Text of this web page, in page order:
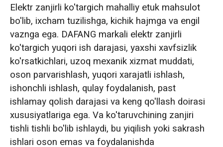
Elektr zanjirli ko'targich mahalliy etuk mahsulot
bo'lib, ixcham tuzilishga, kichik hajmga va engil
vaznga ega. DAFANG markali elektr zanjirli
ko'targich yuqori ish darajasi, yaxshi xavfsizlik
ko'rsatkichlari, uzoq mexanik xizmat muddati,
oson parvarishlash, yuqori xarajatli ishlash,
ishonchli ishlash, qulay foydalanish, past
ishlamay qolish darajasi va keng qo'llash doirasi
xususiyatlariga ega. Va ko'taruvchining zanjiri
tishli tishli bo'lib ishlaydi, bu yiqilish yoki sakrash
ishlari oson emas va foydalanishda